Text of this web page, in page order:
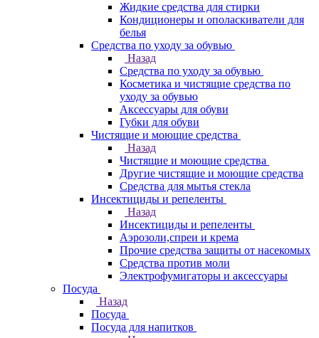
Жидкие средства для стирки
Кондиционеры и ополаскиватели для
белья
Средства по уходу за обувью
Назад
Средства по уходу за обувью
Косметика и чистящие средства по
уходу за обувью
Аксессуары для обуви
Губки для обуви
Чистящие и моющие средства
Назад
Чистящие и моющие средства
Другие чистящие и моющие средства
Средства для мытья стекла
Инсектициды и репеленты
Назад
Инсектициды и репеленты
Аэрозоли,спреи и крема
Прочие средства защиты от насекомых
Средства против моли
Электрофумигаторы и аксессуары
Посуда
Назад
Посуда
Посуда для напитков